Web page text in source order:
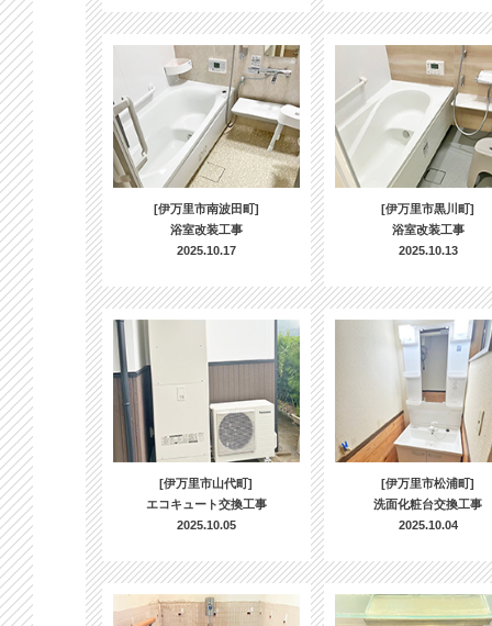
[伊万里市南波田町]
浴室改装工事
2025.10.17
[伊万里市黒川町]
浴室改装工事
2025.10.13
[伊万里市山代町]
エコキュート交換工事
2025.10.05
[伊万里市松浦町]
洗面化粧台交換工事
2025.10.04